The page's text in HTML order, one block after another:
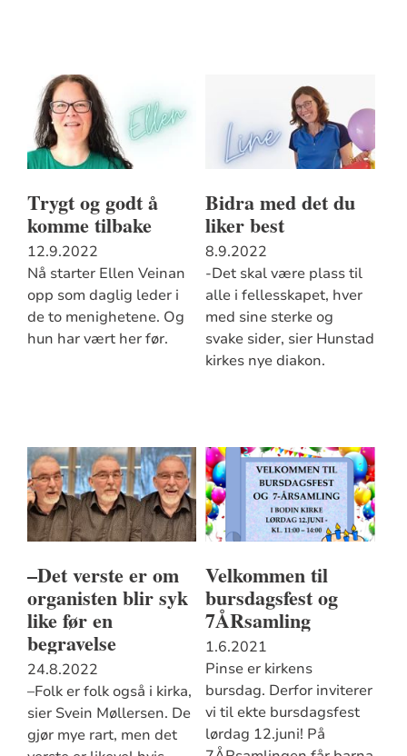
Trygt og godt å
komme tilbake
12.9.2022
Nå starter Ellen Veinan
opp som daglig leder i
de to menighetene. Og
hun har vært her før.
Bidra med det du
liker best
8.9.2022
-Det skal være plass til
alle i fellesskapet, hver
med sine sterke og
svake sider, sier Hunstad
kirkes nye diakon.
–Det verste er om
organisten blir syk
like før en
begravelse
24.8.2022
–Folk er folk også i kirka,
sier Svein Møllersen. De
gjør mye rart, men det
Velkommen til
bursdagsfest og
7ÅRsamling
1.6.2021
Pinse er kirkens
bursdag. Derfor inviterer
vi til ekte bursdagsfest
lørdag 12.juni! På